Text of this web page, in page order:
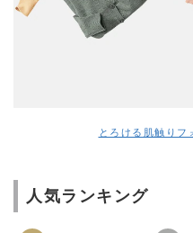
とろける肌触り
人気ランキング